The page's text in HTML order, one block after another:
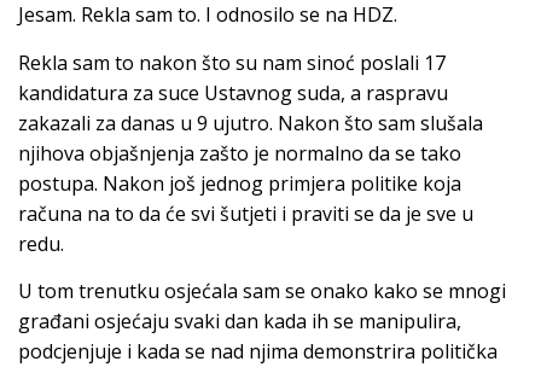
Jesam. Rekla sam to. I odnosilo se na HDZ.
Rekla sam to nakon što su nam sinoć poslali 17
kandidatura za suce Ustavnog suda, a raspravu
zakazali za danas u 9 ujutro. Nakon što sam slušala
njihova objašnjenja zašto je normalno da se tako
postupa. Nakon još jednog primjera politike koja
računa na to da će svi šutjeti i praviti se da je sve u
redu.
U tom trenutku osjećala sam se onako kako se mnogi
građani osjećaju svaki dan kada ih se manipulira,
podcjenjuje i kada se nad njima demonstrira politička